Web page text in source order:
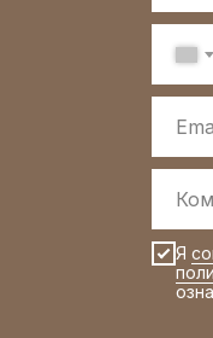
Я